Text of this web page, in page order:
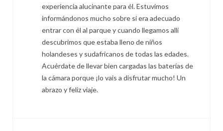
experiencia alucinante para él. Estuvimos
informándonos mucho sobre si era adecuado
entrar con él al parque y cuando llegamos allí
descubrimos que estaba lleno de niños
holandeses y sudafricanos de todas las edades.
Acuérdate de llevar bien cargadas las baterías de
la cámara porque ¡lo vais a disfrutar mucho! Un
abrazo y feliz viaje.